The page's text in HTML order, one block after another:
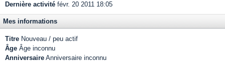
Dernière activité févr. 20 2011 18:05
Mes informations
Titre Nouveau / peu actif
Âge Âge inconnu
Anniversaire Anniversaire inconnu